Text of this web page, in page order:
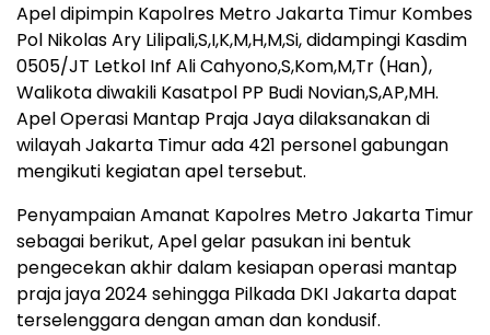
Apel dipimpin Kapolres Metro Jakarta Timur Kombes
Pol Nikolas Ary Lilipali,S,I,K,M,H,M,Si, didampingi Kasdim
0505/JT Letkol Inf Ali Cahyono,S,Kom,M,Tr (Han),
Walikota diwakili Kasatpol PP Budi Novian,S,AP,MH.
Apel Operasi Mantap Praja Jaya dilaksanakan di
wilayah Jakarta Timur ada 421 personel gabungan
mengikuti kegiatan apel tersebut.
Penyampaian Amanat Kapolres Metro Jakarta Timur
sebagai berikut, Apel gelar pasukan ini bentuk
pengecekan akhir dalam kesiapan operasi mantap
praja jaya 2024 sehingga Pilkada DKI Jakarta dapat
terselenggara dengan aman dan kondusif.